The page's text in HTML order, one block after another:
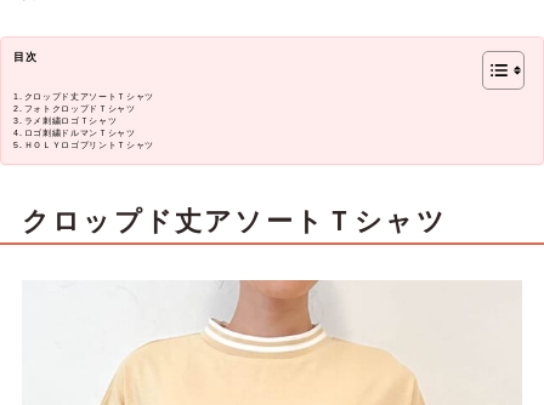
目次
クロップド丈アソートＴシャツ
フォトクロップドＴシャツ
ラメ刺繍ロゴＴシャツ
ロゴ刺繍ドルマンＴシャツ
ＨＯＬＹロゴプリントＴシャツ
クロップド丈アソートＴシャツ